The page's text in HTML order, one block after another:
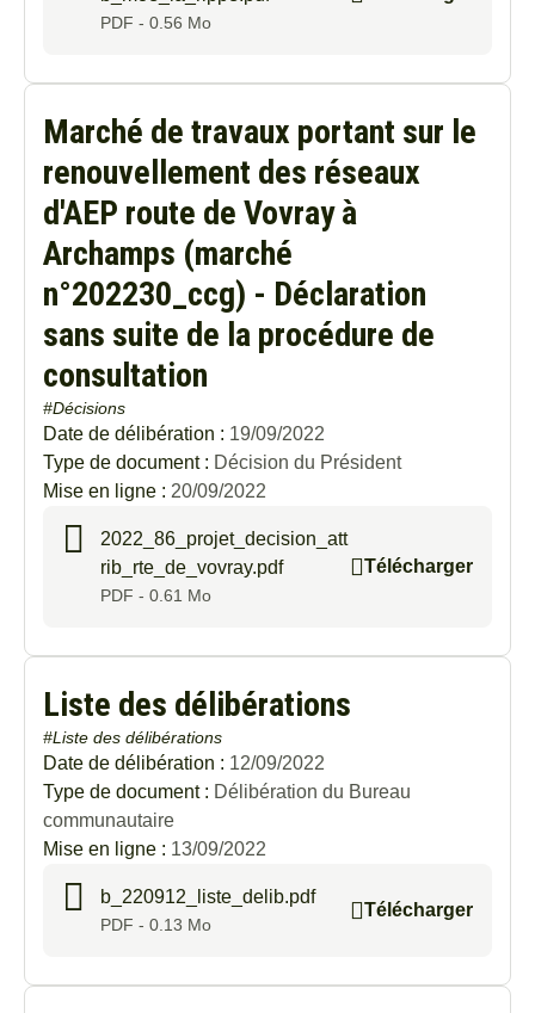
PDF - 0.56 Mo
Marché de travaux portant sur le
renouvellement des réseaux
d'AEP route de Vovray à
Archamps (marché
n°202230_ccg) - Déclaration
sans suite de la procédure de
consultation
#Décisions
Date de délibération : 19/09/2022
Type de document : Décision du Président
Mise en ligne : 20/09/2022
2022_86_projet_decision_att
rib_rte_de_vovray.pdf
PDF - 0.61 Mo
Télécharger
Liste des délibérations
#Liste des délibérations
Date de délibération : 12/09/2022
Type de document : Délibération du Bureau
communautaire
Mise en ligne : 13/09/2022
b_220912_liste_delib.pdf
PDF - 0.13 Mo
Télécharger